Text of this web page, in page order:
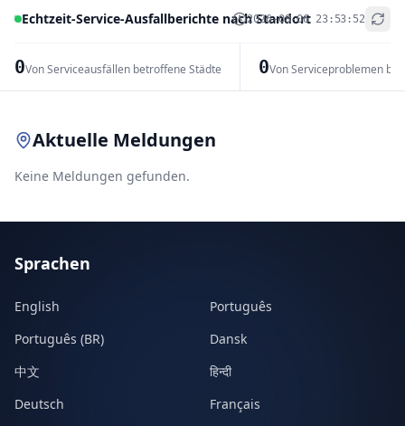
Echtzeit-Service-Ausfallberichte nach Standort
2026-08-06 23:53:52
0Von Serviceausfällen betroffene Städte 0Von Serviceproblemen
+
Aktuelle Meldungen
Keine Meldungen gefunden.
Sprachen
English
Português
Português (BR)
Dansk
中文
हिन्दी
Deutsch
Français